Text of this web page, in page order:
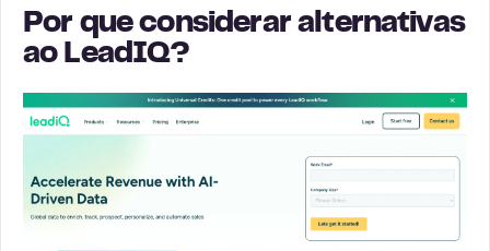
Por que considerar alternativas
ao LeadIQ?